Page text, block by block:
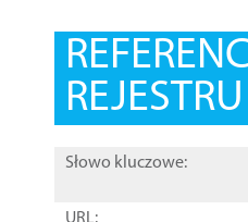
Słowo kluczowe: